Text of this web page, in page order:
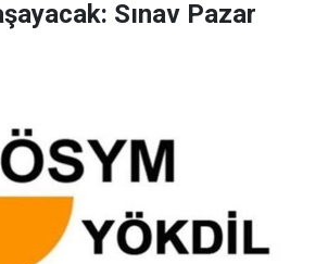
Sınav Pazar